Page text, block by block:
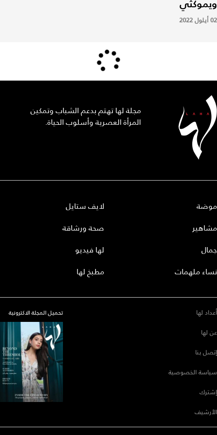
ويموكثي
02 أيلول 2022
مجلة لها تهتم بدعم الشباب وتمكين
المرأة العصرية وأسلوب الحياة.
موضة
مشاهير
جمال
نساء ملهمات
لايف ستايل
صحة ورشاقة
لها فيديو
مطبخ لها
أعداد لها
عن لها
إتصل بنا
سياسة الخصوصية
إشترك
الأرشيف
تحميل المجلة الاكترونية